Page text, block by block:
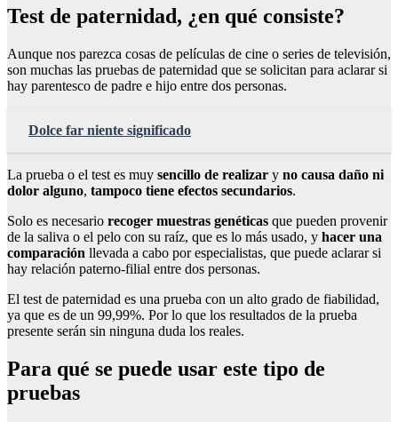
Test de paternidad, ¿en qué consiste?
Aunque nos parezca cosas de películas de cine o series de televisión,
son muchas las pruebas de paternidad que se solicitan para aclarar si
hay parentesco de padre e hijo entre dos personas.
Dolce far niente significado
La prueba o el test es muy sencillo de realizar y no causa daño ni
dolor alguno, tampoco tiene efectos secundarios.
Solo es necesario recoger muestras genéticas que pueden provenir
de la saliva o el pelo con su raíz, que es lo más usado, y hacer una
comparación llevada a cabo por especialistas, que puede aclarar si
hay relación paterno-filial entre dos personas.
El test de paternidad es una prueba con un alto grado de fiabilidad,
ya que es de un 99,99%. Por lo que los resultados de la prueba
presente serán sin ninguna duda los reales.
Para qué se puede usar este tipo de
pruebas